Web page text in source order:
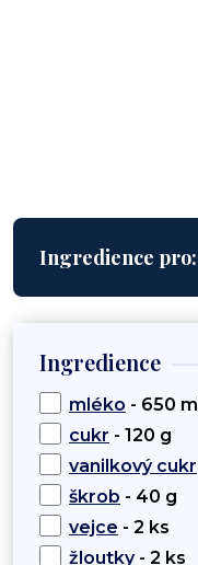
Ingredience pro:
Ingredience
mléko - 650 ml
cukr - 120 g
vanilkový cukr
škrob - 40 g
vejce - 2 ks
žloutky- 2 ks